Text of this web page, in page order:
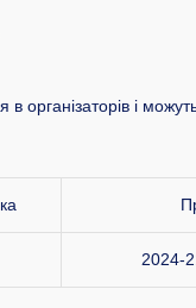
організаторів і
2024-